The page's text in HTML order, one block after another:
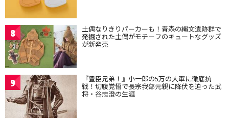
8 土偶なりきりパーカーも！青森の縄文遺跡群で
発掘された土偶がモチーフのキュートなグッズ
が新発売
9 『豊臣兄弟！』小一郎の5万の大軍に徹底抗
戦！切腹覚悟で長宗我部元親に降伏を迫った武
将・谷忠澄の生涯